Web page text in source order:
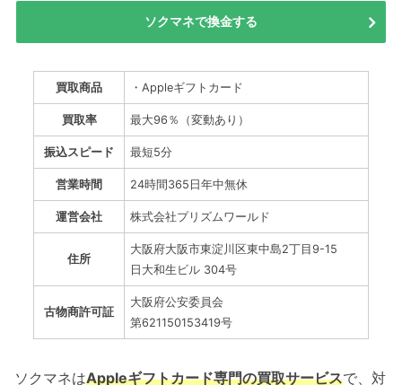
ソクマネで換金する
買取商品 ・Appleギフトカード
買取率 最大96％（変動あり）
振込スピード 最短5分
営業時間 24時間365日年中無休
運営会社 株式会社プリズムワールド
住所
大阪府大阪市東淀川区東中島2丁目9-15
日大和生ビル 304号
古物商許可証
大阪府公安委員会
第621150153419号
ソクマネはAppleギフトカード専門の買取サービスで、対